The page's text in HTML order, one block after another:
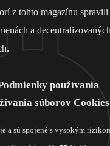
z tohto magazínu spravili
a
používania
súborov Cookies
a sú spojené s vysokým